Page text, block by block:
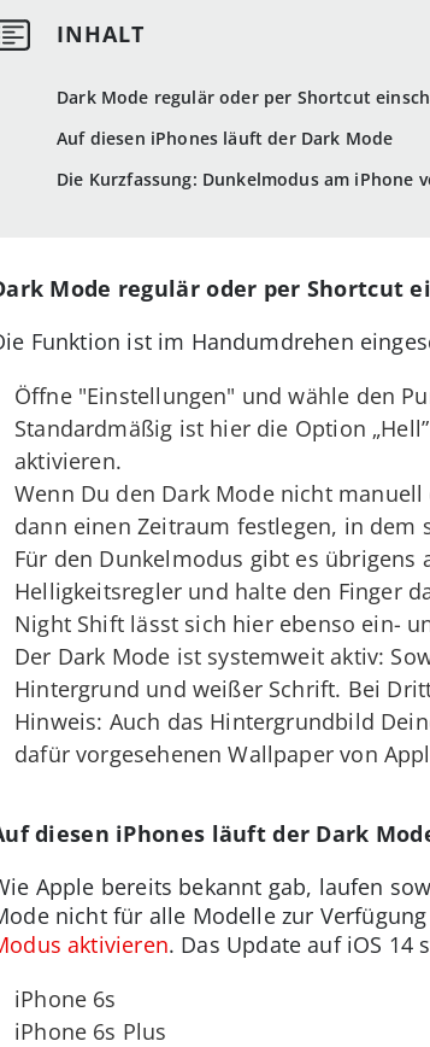
Dark Mode regulär oder per Shortcut
Auf diesen iPhones läuft der Dark Mode
Die Kurzfassung: Dunkelmodus am iPhone
Mode regulär oder per Shortcut
Funktion ist im Handumdrehen
Öffne "Einstellungen" und wähle den
Standardmäßig ist hier die Option
aktivieren.
Wenn Du den Dark Mode nicht
dann einen Zeitraum festlegen, in
Für den Dunkelmodus gibt es übrigens
Helligkeitsregler und halte den Finger
Night Shift lässt sich hier ebenso ein-
Der Dark Mode ist systemweit aktiv:
Hintergrund und weißer Schrift. Bei
Hinweis: Auch das Hintergrundbild
dafür vorgesehenen Wallpaper von
diesen iPhones läuft der Dark
Apple bereits bekannt gab, laufen
nicht für alle Modelle zur
aktivieren. Das Update auf iOS
iPhone 6s
iPhone 6s Plus